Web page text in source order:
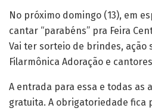
No próximo domingo (13), em
cantar “parabéns” pra Feira
Vai ter sorteio de brindes, ação
Filarmônica Adoração e
A entrada para essa e todas as
gratuita. A obrigatoriedade fica